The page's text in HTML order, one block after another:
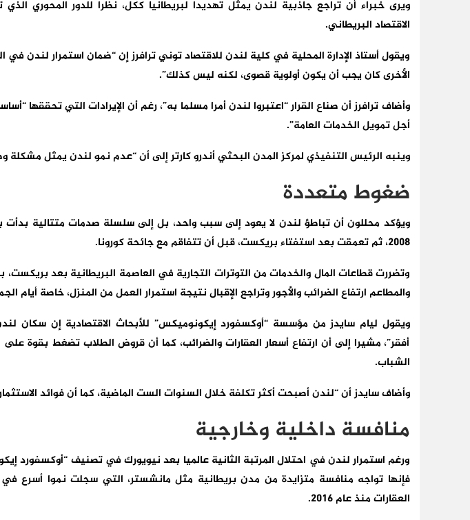
ويرى خبراء أن تراجع جاذبية لندن يمثل تهديدا لبريطانيا ككل، نظرا للدور المحوري
الاقتصاد البريطاني.
ويقول أستاذ الإدارة المحلية في كلية لندن للاقتصاد توني ترافرز إن “ضمان استمرار لندن في
الأخرى كان يجب أن يكون أولوية قصوى، لكنه ليس كذلك”.
وأضاف ترافرز أن صناع القرار “اعتبروا لندن أمرا مسلما به”، رغم أن الإيرادات التي تحققها
أجل تمويل الخدمات العامة”.
وينبه الرئيس التنفيذي لمركز المدن البحثي أندرو كارتر إلى أن “عدم نمو لندن يمثل مشكلة
ضغوط متعددة
ويؤكد محللون أن تباطؤ لندن لا يعود إلى سبب واحد، بل إلى سلسلة صدمات متتالية بدأت
2008، ثم تعمقت بعد استفتاء بريكست، قبل أن تتفاقم مع جائحة كورونا.
وتضررت قطاعات المال والخدمات من التوترات التجارية في العاصمة البريطانية بعد بريكست،
والمطاعم ارتفاع الضرائب والأجور وتراجع الإقبال نتيجة استمرار العمل من المنزل، خاصة أيام
ويقول ليام سايدز من مؤسسة “أوكسفورد إيكونوميكس” للأبحاث الاقتصادية إن سكان
أفقر”، مشيرا إلى أن ارتفاع أسعار العقارات والضرائب، كما أن قروض الطلاب تضغط بقوة
الشباب.
وأضاف سايدز أن “لندن أصبحت أكثر تكلفة خلال السنوات الست الماضية، كما أن فوائد
منافسة داخلية وخارجية
ورغم استمرار لندن في احتلال المرتبة الثانية عالميا بعد نيويورك في تصنيف “أوكسفورد
فإنها تواجه منافسة متزايدة من مدن بريطانية مثل مانشستر، التي سجلت نموا أسرع في
العقارات منذ عام 2016.